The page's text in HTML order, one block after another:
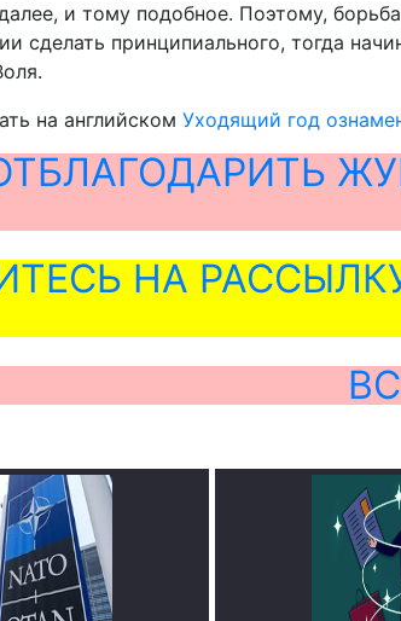
и тому подобное. Поэтому,
сделать принципиального, тогда
на английском Уходящий год
НА